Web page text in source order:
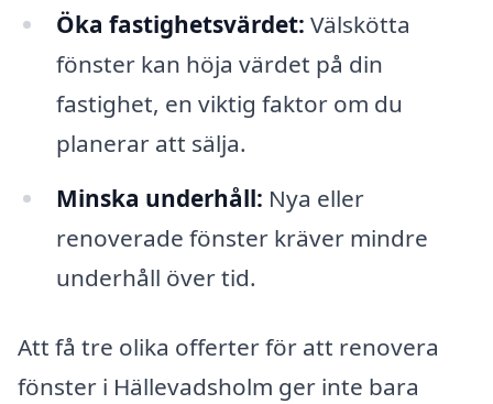
Öka fastighetsvärdet: Välskötta
fönster kan höja värdet på din
fastighet, en viktig faktor om du
planerar att sälja.
Minska underhåll: Nya eller
renoverade fönster kräver mindre
underhåll över tid.
Att få tre olika offerter för att renovera
fönster i Hällevadsholm ger inte bara